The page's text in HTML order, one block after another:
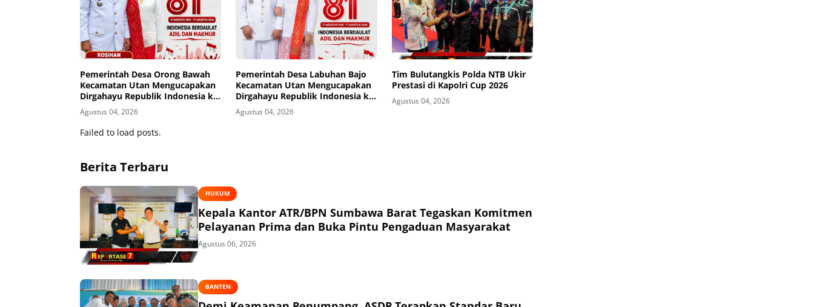
Pemerintah Desa Orong Bawah
Kecamatan Utan Mengucapakan
Dirgahayu Republik Indonesia ke-
81
Agustus 04, 2026
Pemerintah Desa Labuhan Bajo
Kecamatan Utan Mengucapakan
Dirgahayu Republik Indonesia ke-
81
Agustus 04, 2026
Tim Bulutangkis Polda NTB Ukir
Prestasi di Kapolri Cup 2026
Agustus 04, 2026
Failed to load posts.
Berita Terbaru
HUKUM
Kepala Kantor ATR/BPN Sumbawa Barat Tegaskan Komitmen
Pelayanan Prima dan Buka Pintu Pengaduan Masyarakat
Agustus 06, 2026
BANTEN